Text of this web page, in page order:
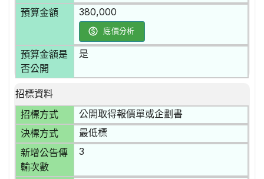
預算金額 380,000
底價分析
預算金額是
否公開
是
招標資料
招標方式
公開取得報價單或企劃書
決標方式 最低標
新增公告傳
輸次數
3